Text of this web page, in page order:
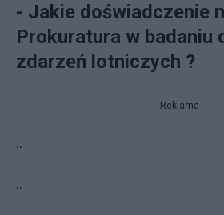
- Jakie doświadczenie
Prokuratura w badaniu
zdarzeń lotniczych ?
Reklama
..
..